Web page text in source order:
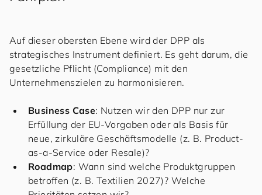
Auf dieser obersten Ebene wird der DPP als
strategisches Instrument definiert. Es geht darum, die
gesetzliche Pflicht (Compliance) mit den
Unternehmenszielen zu harmonisieren.
Business Case: Nutzen wir den DPP nur zur
Erfüllung der EU-Vorgaben oder als Basis für
neue, zirkuläre Geschäftsmodelle (z. B. Product-
as-a-Service oder Resale)?
Roadmap: Wann sind welche Produktgruppen
betroffen (z. B. Textilien 2027)? Welche